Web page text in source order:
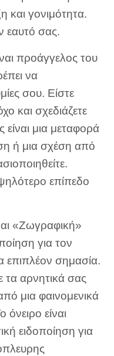
και γονιμότητα.
εαυτό σας.
προάγγελος του
να
σου. Είστε
και σχεδιάζετε
είναι μια μεταφορά
ή μια σχέση από
επίπεδο
«Ζωγραφική»
για τον
επιπλέον σημασία.
τα αρνητικά σας
μια φαινομενικά
είναι
ειδοποίηση για